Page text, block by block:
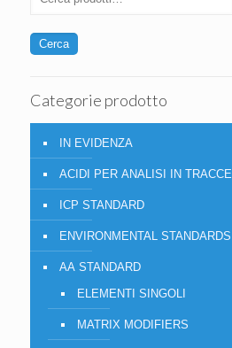
Cerca
Categorie prodotto
IN EVIDENZA
ACIDI PER ANALISI IN TRACCE
ICP STANDARD
ENVIRONMENTAL STANDARDS
AA STANDARD
ELEMENTI SINGOLI
MATRIX MODIFIERS